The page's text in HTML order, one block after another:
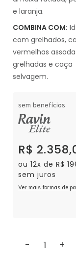
e laranja.
COMBINA COM:
com grelhados,
vermelhas
grelhadas e caça
selvagem.
sem benefícios
R$
ou 12x de R$
sem juros
Ver mais formas de
- +